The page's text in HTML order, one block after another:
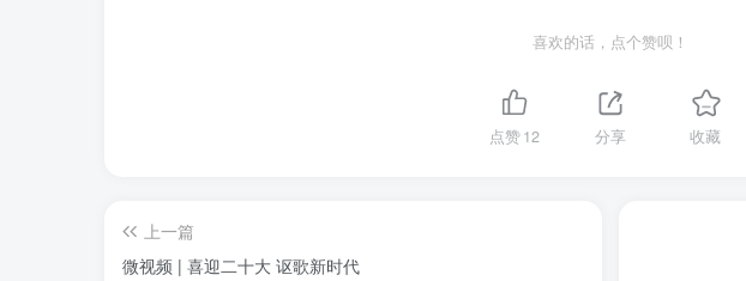
喜欢的话，点个赞呗！
点赞12 分享 收藏
上一篇
微视频 | 喜迎二十大 讴歌新时代